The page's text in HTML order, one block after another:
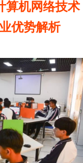
算机网络技术
优势解析